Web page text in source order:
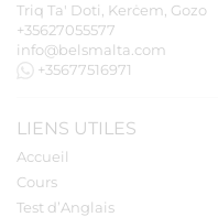
Triq Ta' Doti, Kerċem, Gozo
+35627055577
info@belsmalta.com
+35677516971
LIENS UTILES
Accueil
Cours
Test d’Anglais